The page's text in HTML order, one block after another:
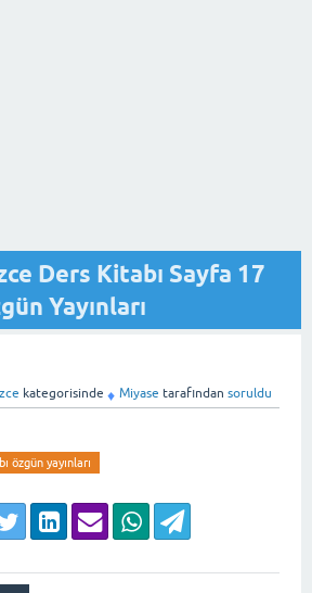
Ders Kitabı Sayfa 17
Yayınları
kategorisinde ♦ Miyase tarafından soruldu
özgün yayınları